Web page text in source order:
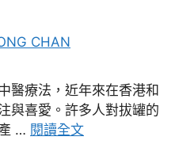
CHAN
醫療法，近年來在香港和
與喜愛。許多人對拔罐的
… 閱讀全文